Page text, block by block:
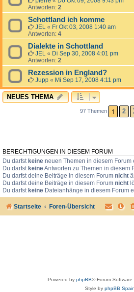
Antworten: 2
Schottland ich komme
JEL « Fr Okt 03, 2008 1:40 am
Antworten: 4
Dialekte in Schottland
JEL « Di Sep 30, 2008 4:01 pm
Antworten: 2
Rezession in England?
Jupp « Mi Sep 17, 2008 4:11 pm
NEUES THEMA
97 Themen 1 2
BERECHTIGUNGEN IN DIESEM FORUM
Du darfst keine neuen Themen in diesem Forum
Du darfst keineAntworten zu Themen in diesem
Du darfst deine Beiträge in diesem Forum nicht
Du darfst deine Beiträge in diesem Forum nicht
Du darfst keine Dateianhänge in diesem Forum
Startseite Foren-Übersicht
Powered by phpBB® Forum Software
Style by phpBB Spain